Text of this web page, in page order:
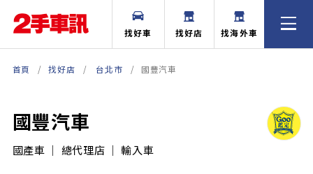
找好車 找好店 找海外車
首頁 找好店 台北市 國豐汽車
國豐汽車
國產車 ｜ 總代理店 ｜ 輸入車